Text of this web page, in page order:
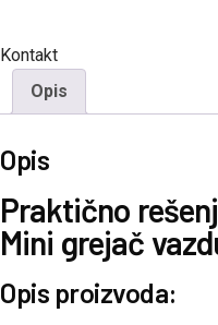
Kontakt
Opis
Opis
Praktično
Mini grejač
Opis proizvoda: